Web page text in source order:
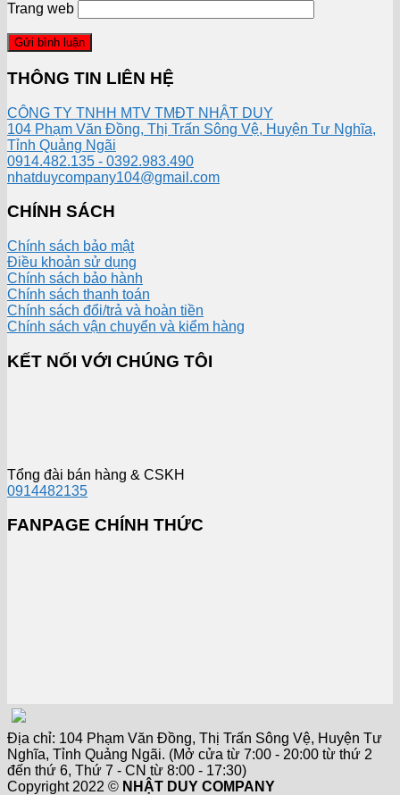
Trang web
THÔNG TIN LIÊN HỆ
CÔNG TY TNHH MTV TMĐT NHẬT DUY
104 Phạm Văn Đồng, Thị Trấn Sông Vệ, Huyện Tư Nghĩa,
Tỉnh Quảng Ngãi
0914.482.135 - 0392.983.490
nhatduycompany104@gmail.com
CHÍNH SÁCH
Chính sách bảo mật
Điều khoản sử dụng
Chính sách bảo hành
Chính sách thanh toán
Chính sách đổi/trả và hoàn tiền
Chính sách vận chuyển và kiểm hàng
KẾT NỐI VỚI CHÚNG TÔI
Tổng đài bán hàng & CSKH
0914482135
FANPAGE CHÍNH THỨC
Địa chỉ: 104 Phạm Văn Đồng, Thị Trấn Sông Vệ, Huyện Tư
Nghĩa, Tỉnh Quảng Ngãi. (Mở cửa từ 7:00 - 20:00 từ thứ 2
đến thứ 6, Thứ 7 - CN từ 8:00 - 17:30)
Copyright 2022 © NHẬT DUY COMPANY